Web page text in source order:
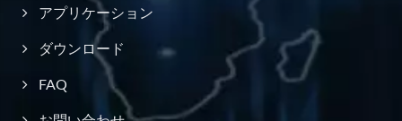
アプリケーション
ダウンロード
FAQ